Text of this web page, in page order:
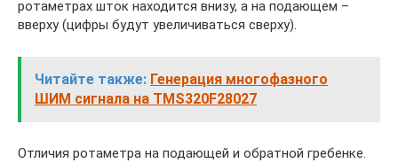
ротаметрах шток находится внизу, а на подающем –
вверху (цифры будут увеличиваться сверху).
Читайте также: Генерация многофазного
ШИМ сигнала на TMS320F28027
Отличия ротаметра на подающей и обратной гребенке.